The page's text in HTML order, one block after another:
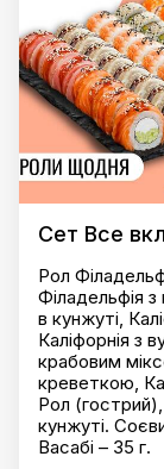
Сет Все
Рол
Філадельфія
в кунжуті,
Каліфорнія з
крабовим
креветкою,
Рол
кунжуті.
Васабі – 35 г.